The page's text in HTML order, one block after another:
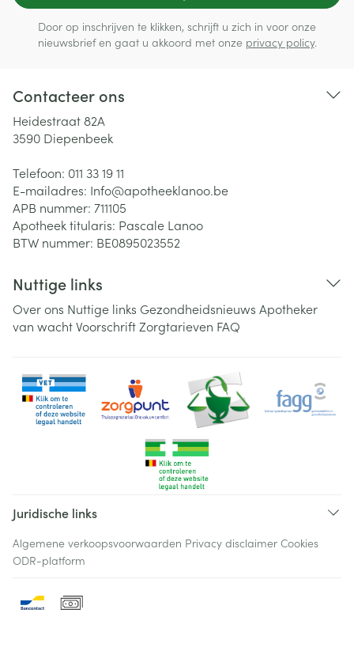
Door op inschrijven te klikken, schrijft u zich in voor onze
nieuwsbrief en gaat u akkoord met onze privacy policy.
Contacteer ons
Heidestraat 82A
3590 Diepenbeek
Telefoon: 011 33 19 11
E-mailadres: Info@apotheeklanoo.be
APB nummer: 711105
Apotheek titularis: Pascale Lanoo
BTW nummer: BE0895023552
Nuttige links
Over ons Nuttige links Gezondheidsnieuws Apotheker
van wachtVoorschriftZorgtarieven FAQ
Juridische links
Algemene verkoopsvoorwaarden Privacy disclaimer Cookies
ODR-platform